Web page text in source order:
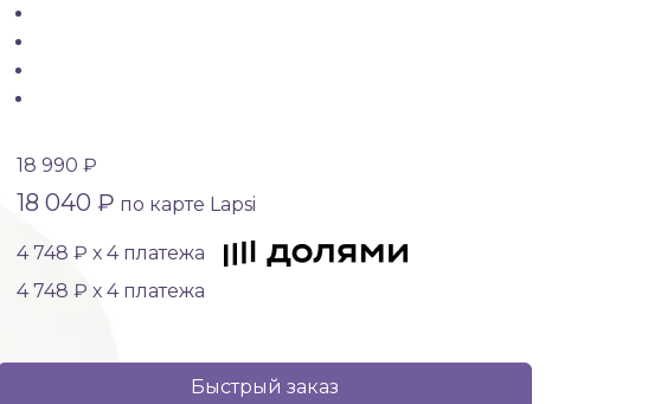
18 990 ₽
18 040 ₽ по карте Lapsi
4 748 ₽ х 4 платежа
4 748 ₽ х 4 платежа
Быстрый заказ